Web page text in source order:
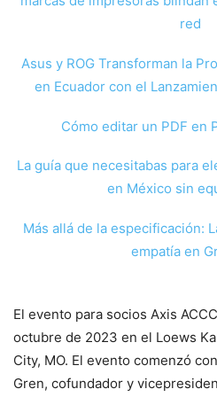
red
Asus y ROG Transforman la
en Ecuador con el
Cómo editar un PDF en
La guía que necesitabas para
en México sin
Más allá de la especificación:
empatía en
El evento para socios Axis
octubre de 2023 en el Loews
City, MO. El evento comenzó
Gren, cofundador y